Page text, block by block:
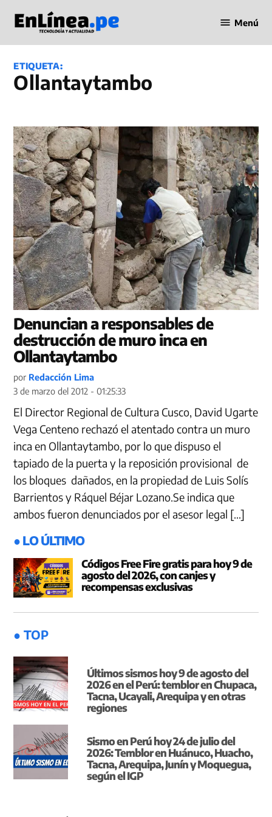
contenido
en Línea
Menú
ETIQUETA:
Ollantaytambo
Denuncian a responsables de
destrucción de muro inca en
Ollantaytambo
por Redacción Lima
3 de marzo del 2012 - 01:25:33
El Director Regional de Cultura Cusco, David Ugarte
Vega Centeno rechazó el atentado contra un muro
inca en Ollantaytambo, por lo que dispuso el
tapiado de la puerta y la reposición provisional de
los bloques dañados, en la propiedad de Luis Solís
Barrientos y Ráquel Béjar Lozano.Se indica que
ambos fueron denunciados por el asesor legal […]
● LO ÚLTIMO
Códigos Free Fire gratis para hoy 9 de
agosto del 2026, con canjes y
recompensas exclusivas
● TOP
Últimos sismos hoy 9 de agosto del
2026 en el Perú: temblor en Chupaca,
Tacna, Ucayali, Arequipa y en otras
regiones
Sismo en Perú hoy 24 de julio del
2026: Temblor en Huánuco, Huacho,
Tacna, Arequipa, Junín y Moquegua,
según el IGP